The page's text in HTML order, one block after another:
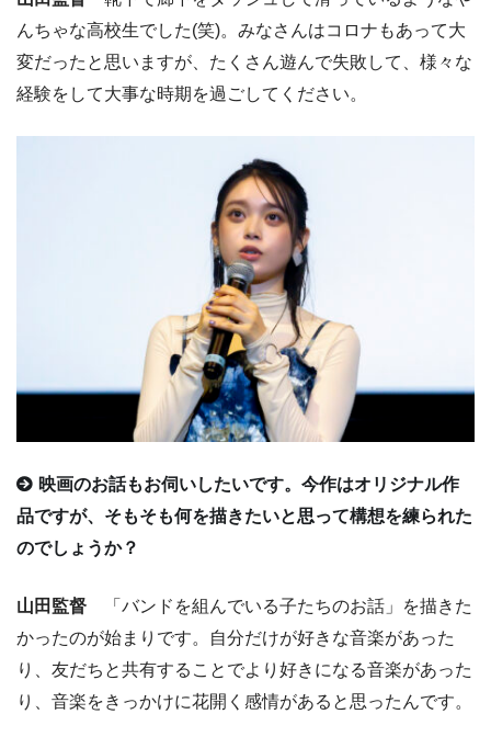
んちゃな高校生でした(笑)。みなさんはコロナもあって大
変だったと思いますが、たくさん遊んで失敗して、様々な
経験をして大事な時期を過ごしてください。
映画のお話もお伺いしたいです。今作はオリジナル作
品ですが、そもそも何を描きたいと思って構想を練られた
のでしょうか？
山田監督
「バンドを組んでいる子たちのお話」を描きた
かったのが始まりです。自分だけが好きな音楽があった
り、友だちと共有することでより好きになる音楽があった
り、音楽をきっかけに花開く感情があると思ったんです。